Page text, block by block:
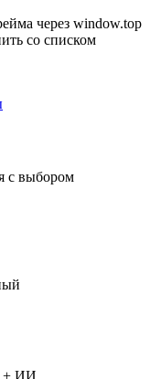
через window.top
со списком
с выбором